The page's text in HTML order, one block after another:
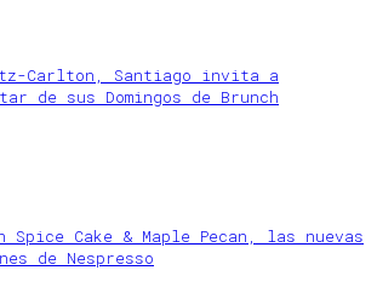
Carlton, Santiago invita a
de sus Domingos de Brunch
Spice Cake & Maple Pecan, las nuevas
de Nespresso